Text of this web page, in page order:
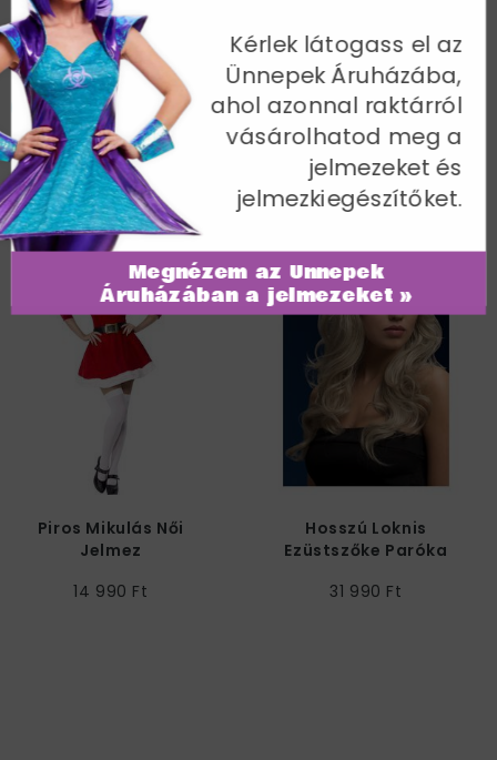
Cikkszám: 43482L
További termékek a kategóriában
Piros Mikulás Női
Jelmez
14 990 Ft
Hosszú Loknis
Ezüstszőke Paróka
31 990 Ft
Megnézem az Ünnepek
Áruházában a jelmezeket »
Kérlek látogass el az
Ünnepek Áruházába,
ahol azonnal raktárról
vásárolhatod meg a
jelmezeket és
jelmezkiegészítőket.